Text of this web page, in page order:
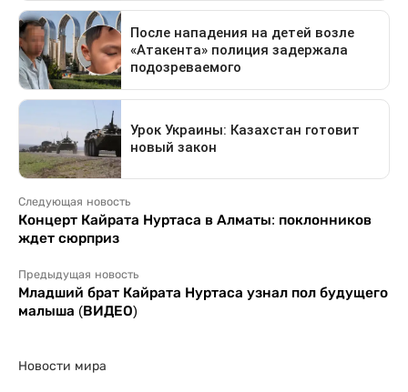
Следующая новость
Концерт Кайрата Нуртаса в Алматы: поклонников
ждет сюрприз
Предыдущая новость
Младший брат Кайрата Нуртаса узнал пол будущего
малыша (ВИДЕО)
Новости мира